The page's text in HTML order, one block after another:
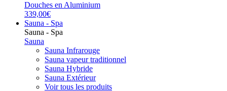
Douches en Aluminium
339,00€
Sauna - Spa
Sauna - Spa
Sauna
Sauna Infrarouge
Sauna vapeur traditionnel
Sauna Hybride
Sauna Extérieur
Voir tous les produits